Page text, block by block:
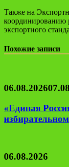
Также на
координированию
экспортного
Похожие записи
06.08.2026
«Единая
06.08.2026